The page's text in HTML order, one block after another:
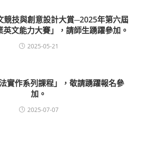
競技與創意設計大賞─2025年第六屆
文能力大賽」，請師生踴躍參加。
2025-05-21
法實作系列課程」，敬請踴躍報名參
加。
2025-07-07